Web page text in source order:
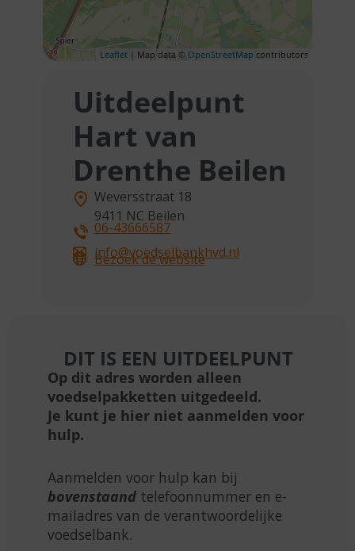
Leaflet | Map data © OpenStreetMap contributors
Uitdeelpunt
Hart van
Drenthe Beilen
Weversstraat 18
9411 NC Beilen
06-43666587
info@voedselbankhvd.nl
Bezoek de website
DIT IS EEN UITDEELPUNT
Op dit adres worden alleen
voedselpakketten uitgedeeld.
Je kunt je hier niet aanmelden voor
hulp.
Aanmelden voor hulp kan bij
bovenstaand telefoonnummer en e-
mailadres van de verantwoordelijke
voedselbank.